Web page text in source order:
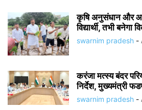
कृषि अनुसंधान और
विद्यार्थी, तभी बनेगा
swarnim pradesh -
करंजा मत्स्य बंदर
निर्देश, मुख्यमंत्री
swarnim pradesh -